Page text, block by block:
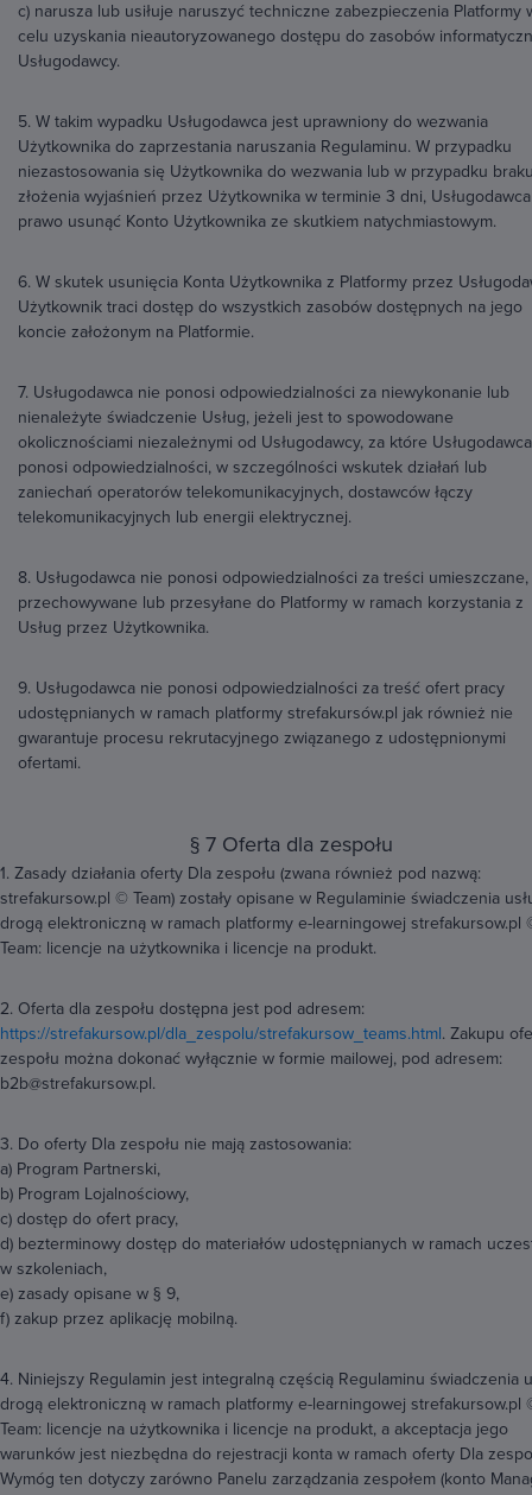
c) narusza lub usiłuje naruszyć techniczne zabezpieczenia Platformy
celu uzyskania nieautoryzowanego dostępu do zasobów
Usługodawcy.
5. W takim wypadku Usługodawca jest uprawniony do wezwania
Użytkownika do zaprzestania naruszania Regulaminu. W przypadku
niezastosowania się Użytkownika do wezwania lub w przypadku
złożenia wyjaśnień przez Użytkownika w terminie 3 dni,
prawo usunąć Konto Użytkownika ze skutkiem natychmiastowym.
6. W skutek usunięcia Konta Użytkownika z Platformy przez
Użytkownik traci dostęp do wszystkich zasobów dostępnych na jego
koncie założonym na Platformie.
7. Usługodawca nie ponosi odpowiedzialności za niewykonanie lub
nienależyte świadczenie Usług, jeżeli jest to spowodowane
okolicznościami niezależnymi od Usługodawcy, za które
ponosi odpowiedzialności, w szczególności wskutek działań lub
zaniechań operatorów telekomunikacyjnych, dostawców łączy
telekomunikacyjnych lub energii elektrycznej.
8. Usługodawca nie ponosi odpowiedzialności za treści umieszczane,
przechowywane lub przesyłane do Platformy w ramach korzystania z
Usług przez Użytkownika.
9. Usługodawca nie ponosi odpowiedzialności za treść ofert pracy
udostępnianych w ramach platformy strefakursów.pl jak również nie
gwarantuje procesu rekrutacyjnego związanego z udostępnionymi
ofertami.
§ 7 Oferta dla zespołu
1. Zasady działania oferty Dla zespołu (zwana również pod nazwą:
strefakursow.pl © Team) zostały opisane w Regulaminie świadczenia
drogą elektroniczną w ramach platformy e-learningowej strefakursow.pl
Team: licencje na użytkownika i licencje na produkt.
2. Oferta dla zespołu dostępna jest pod adresem:
https://strefakursow.pl/dla_zespolu/strefakursow_teams.html. Zakupu
zespołu można dokonać wyłącznie w formie mailowej, pod adresem:
b2b@strefakursow.pl.
3. Do oferty Dla zespołu nie mają zastosowania:
a) Program Partnerski,
b) Program Lojalnościowy,
c) dostęp do ofert pracy,
d) bezterminowy dostęp do materiałów udostępnianych w ramach
w szkoleniach,
e) zasady opisane w § 9,
f) zakup przez aplikację mobilną.
4. Niniejszy Regulamin jest integralną częścią Regulaminu świadczenia
drogą elektroniczną w ramach platformy e-learningowej strefakursow.pl
Team: licencje na użytkownika i licencje na produkt, a akceptacja jego
warunków jest niezbędna do rejestracji konta w ramach oferty Dla
Wymóg ten dotyczy zarówno Panelu zarządzania zespołem (konto